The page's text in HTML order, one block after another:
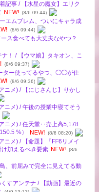
記事 / 【水星の魔女】エリク
NEW! (8/6 09:44)
エムブレム、ついにキャラ成
(8/6 09:44)
ス食べても大丈夫なやつ？
！ / 【ウマ娘】タキオン、こ
(8/6 09:37)
ター使ってるやつ、◯◯が仕
(8/6 09:36)
ニメ) / 【にじさんじ】りかし
ニメ) / 午後の授業中寝てそう
ニメ) / 任天堂‥売上高5,178
%）
NEW! (8/6 08:20)
ニメ) / 【命題】『FF6リメイ
加えるべき要素 NEW! (8/6
、前屈みで完全に見えてる動
すアンテナ / 【動画】最近の